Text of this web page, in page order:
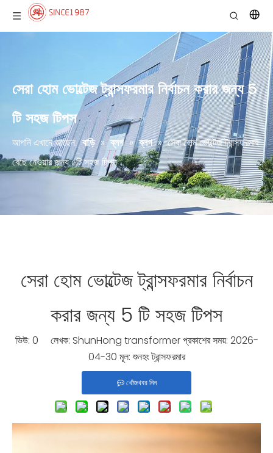
সেরা হোম ভোল্টেজ ট্রান্সফরমার নির্বাচন করার জন্য 5
টি সহজ টিপস
আপনি এখানে আছেন: বাড়ি » ব্লগ » ব্লগ » সেরা হোম ভোল্টেজ ট্রান্সফরমার
বেছে নেওয়ার জন্য ৫টি সহজ টিপস
সেরা হোম ভোল্টেজ ট্রান্সফরমার নির্বাচন
করার জন্য 5 টি সহজ টিপস
ভিউ: 0 লেখক: ShunHong transformer প্রকাশের সময়: 2026-
04-30 মূল: শুনহং ট্রান্সফরমার
খোঁজখবর নিন